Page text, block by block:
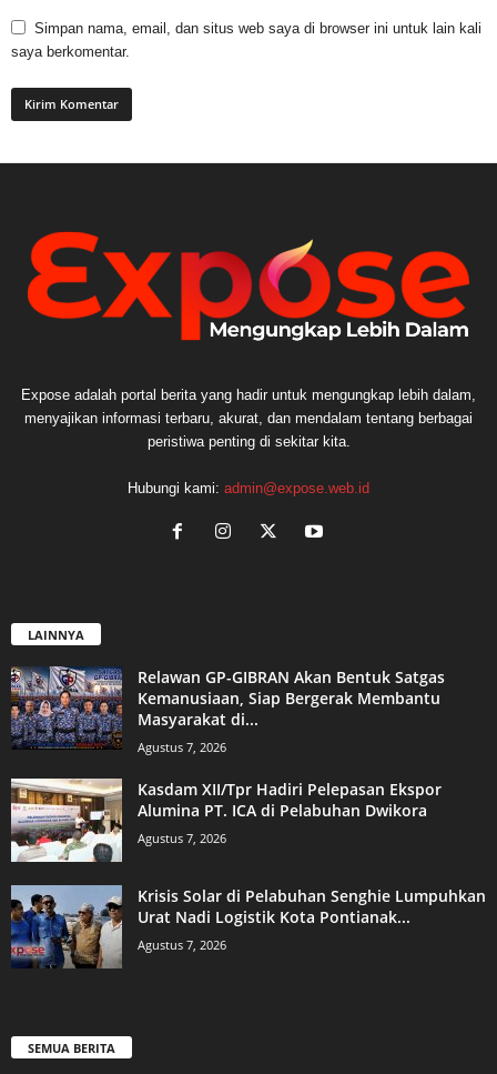
Simpan nama, email, dan situs web saya di browser ini untuk lain kali
saya berkomentar.
Expose adalah portal berita yang hadir untuk mengungkap lebih dalam,
menyajikan informasi terbaru, akurat, dan mendalam tentang berbagai
peristiwa penting di sekitar kita.
Hubungi kami: admin@expose.web.id
LAINNYA
Relawan GP-GIBRAN Akan Bentuk Satgas
Kemanusiaan, Siap Bergerak Membantu
Masyarakat di...
Agustus 7, 2026
Kasdam XII/Tpr Hadiri Pelepasan Ekspor
Alumina PT. ICA di Pelabuhan Dwikora
Agustus 7, 2026
Krisis Solar di Pelabuhan Senghie Lumpuhkan
Urat Nadi Logistik Kota Pontianak...
Agustus 7, 2026
SEMUA BERITA